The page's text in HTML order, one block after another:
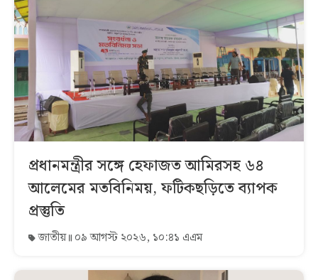
প্রধানমন্ত্রীর সঙ্গে হেফাজত আমিরসহ ৬৪
আলেমের মতবিনিময়, ফটিকছড়িতে ব্যাপক
প্রস্তুতি
জাতীয় ০৯ আগস্ট ২০২৬, ১০:৪১ এএম